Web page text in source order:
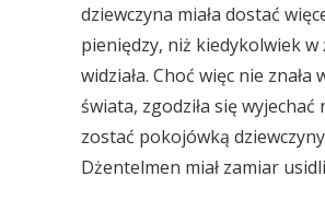
dziewczyna miała dostać
pieniędzy, niż kiedykolwiek w
widziała. Choć więc nie znała
świata, zgodziła się wyjechać
zostać pokojówką
Dżentelmen miał zamiar